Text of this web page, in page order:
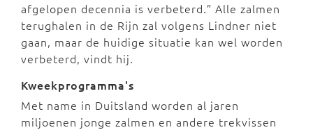
afgelopen decennia is verbeterd.” Alle zalmen
terughalen in de Rijn zal volgens Lindner niet
gaan, maar de huidige situatie kan wel worden
verbeterd, vindt hij.
Kweekprogramma's
Met name in Duitsland worden al jaren
miljoenen jonge zalmen en andere trekvissen